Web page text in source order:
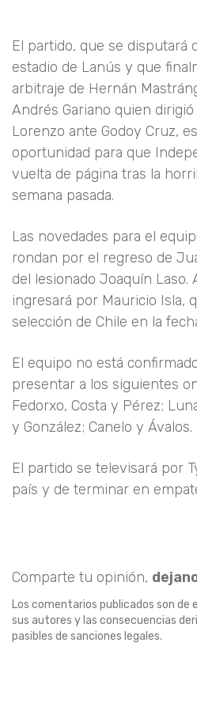
El partido, que se disputará
estadio de Lanús y que
arbitraje de Hernán
Andrés Gariano quien
Lorenzo ante Godoy Cruz,
oportunidad para que
vuelta de página tras la
semana pasada.
Las novedades para el
rondan por el regreso de
del lesionado Joaquín Laso.
ingresará por Mauricio Isla,
selección de Chile en la
El equipo no está
presentar a los siguientes
Fedorxo, Costa y Pérez;
y González; Canelo y Ávalos.
El partido se televisará por
país y de terminar en
Comparte tu opinión,
Los comentarios publicados son de
sus autores y las consecuencias
pasibles de sanciones legales.